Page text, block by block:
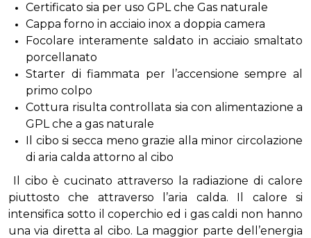
Certificato sia per uso GPL che Gas naturale
Cappa forno in acciaio inox a doppia camera
Focolare interamente saldato in acciaio smaltato
porcellanato
Starter di fiammata per l’accensione sempre al
primo colpo
Cottura risulta controllata sia con alimentazione a
GPL che a gas naturale
Il cibo si secca meno grazie alla minor circolazione
di aria calda attorno al cibo
Il cibo è cucinato attraverso la radiazione di calore
piuttosto che attraverso l’aria calda. Il calore si
intensifica sotto il coperchio ed i gas caldi non hanno
una via diretta al cibo. La maggior parte dell’energia